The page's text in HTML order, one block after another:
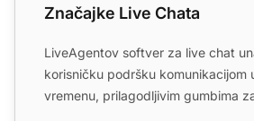
Značajke Live Chata
LiveAgentov softver za live chat
korisničku podršku komunikacijom
vremenu, prilagodljivim gumbima